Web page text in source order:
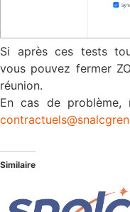
Si après ces tests
vous pouvez fermer
réunion.
En cas de problème,
Similaire